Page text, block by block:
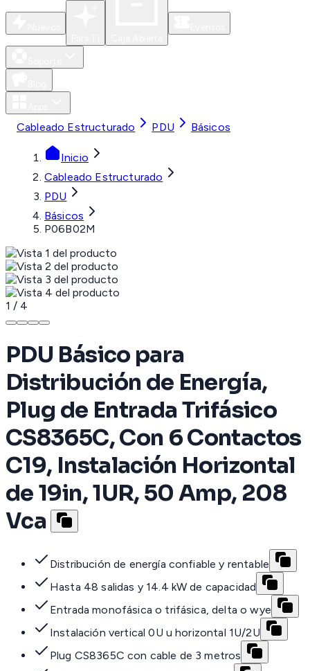
Cableado Estructurado PDU Básicos
Inicio
Cableado Estructurado
PDU
Básicos
P06B02M
1 / 4
PDU Básico para
Distribución de Energía,
Plug de Entrada Trifásico
CS8365C, Con 6 Contactos
C19, Instalación Horizontal
de 19in, 1UR, 50 Amp, 208
Vca
Distribución de energía confiable y rentable
Hasta 48 salidas y 14.4 kW de capacidad
Entrada monofásica o trifásica, delta o wye
Instalación vertical 0U u horizontal 1U/2U
Plug CS8365C con cable de 3 metros